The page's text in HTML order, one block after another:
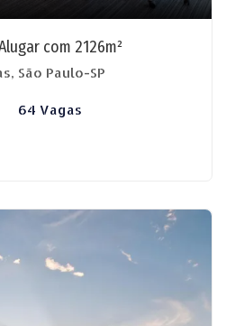
com 2126m²
São Paulo-SP
64 Vagas